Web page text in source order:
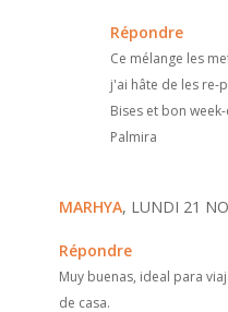
Répondre
Ce mélange les
j'ai hâte de les re-
Bises et bon
Palmira
MARHYA, LUNDI 21
Répondre
Muy buenas, ideal para
de casa.